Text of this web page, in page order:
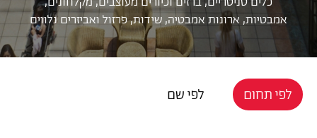
אמבטיות, ארונות אמבטיה, שידות, פרזול ואביזרים נלווים
לפי תחום לפי שם